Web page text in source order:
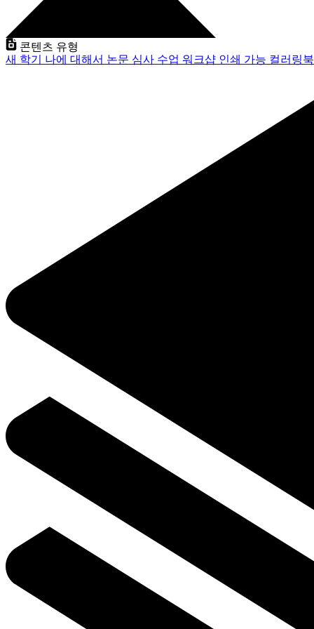
콘텐츠 유형
새 학기 나에 대해서 논문 심사 수업 워크샵 인쇄 가능 컬러링북